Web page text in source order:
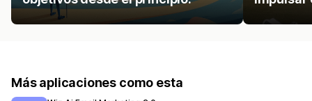
Más aplicaciones como esta